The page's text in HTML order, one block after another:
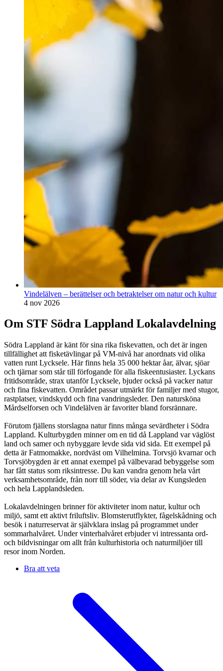
Vindelälven – berättelser och betraktelser om natur och kultur
4 nov 2026
Om STF Södra Lappland Lokalavdelning
Södra Lappland är känt för sina rika fiskevatten, och det är ingen
tillfällighet att fisketävlingar på VM-nivå har anordnats vid olika
vatten runt Lycksele. Här finns hela 35 000 hektar åar, älvar, sjöar
och tjärnar som står till förfogande för alla fiskeentusiaster. Lyckans
fritidsområde, strax utanför Lycksele, bjuder också på vacker natur
och fina fiskevatten. Området passar utmärkt för familjer med stugor,
rastplatser, vindskydd och fina vandringsleder. Den natursköna
Mårdselforsen och Vindelälven är favoriter bland forsrännare.
Förutom fjällens storslagna natur finns många sevärdheter i Södra
Lappland. Kulturbygden minner om en tid då Lappland var väglöst
land och samer och nybyggare levde sida vid sida. Ett exempel på
detta är Fatmomakke, nordväst om Vilhelmina. Torvsjö kvarnar och
Torvsjöbygden är ett annat exempel på välbevarad bebyggelse som
har fått status som riksintresse. Du kan vandra genom hela vårt
verksamhetsområde, från norr till söder, via delar av Kungsleden
och hela Lapplandsleden.
Lokalavdelningen brinner för aktiviteter inom natur, kultur och
miljö, samt ett aktivt friluftsliv. Blomsterutflykter, fågelskådning och
besök i naturreservat är självklara inslag på programmet under
sommarhalvåret. Under vinterhalvåret erbjuder vi intressanta ord-
och bildvisningar om allt från kulturhistoria och naturmiljöer till
resor inom Norden.
Bra att veta